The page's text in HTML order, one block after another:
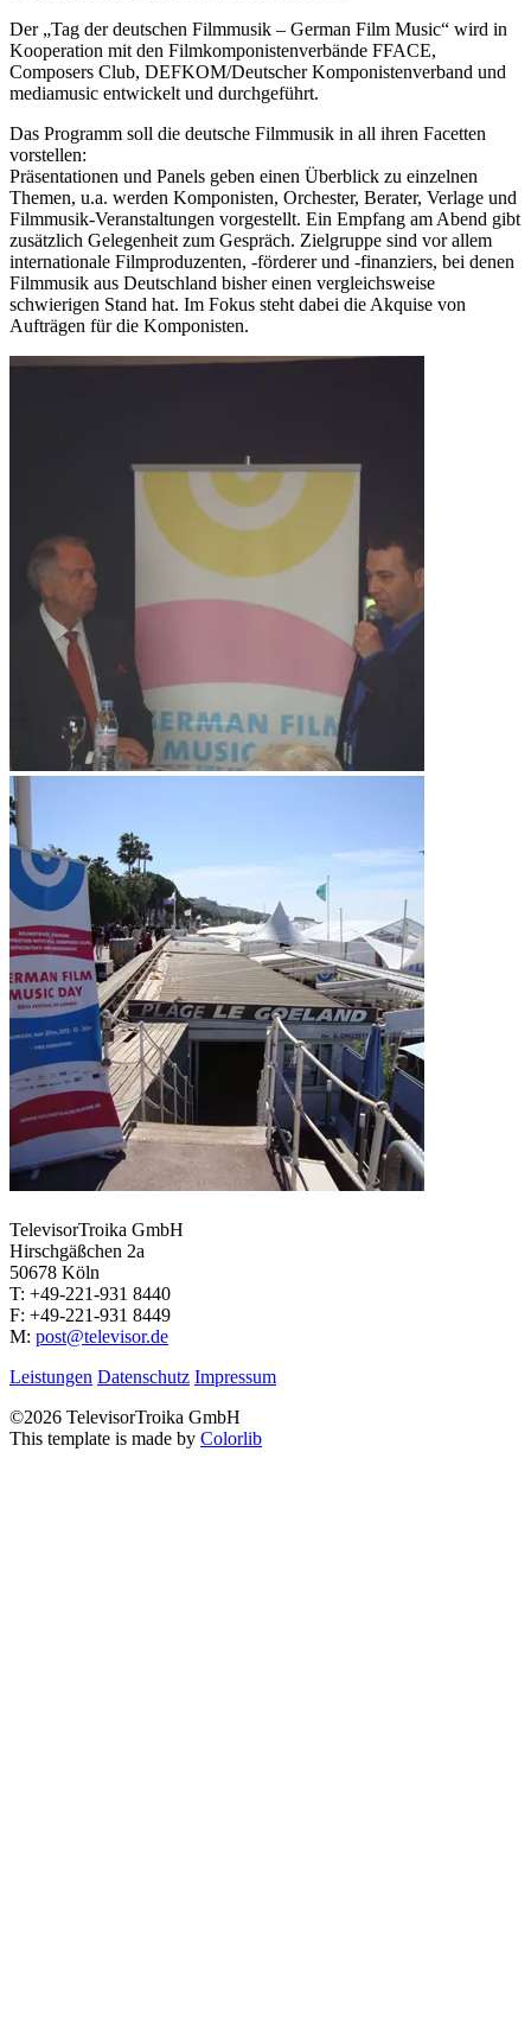
Der „Tag der deutschen Filmmusik – German Film Music“ wird in
Kooperation mit den Filmkomponistenverbände FFACE,
Composers Club, DEFKOM/Deutscher Komponistenverband und
mediamusic entwickelt und durchgeführt.
Das Programm soll die deutsche Filmmusik in all ihren Facetten
vorstellen:
Präsentationen und Panels geben einen Überblick zu einzelnen
Themen, u.a. werden Komponisten, Orchester, Berater, Verlage und
Filmmusik-Veranstaltungen vorgestellt. Ein Empfang am Abend gibt
zusätzlich Gelegenheit zum Gespräch. Zielgruppe sind vor allem
internationale Filmproduzenten, -förderer und -finanziers, bei denen
Filmmusik aus Deutschland bisher einen vergleichsweise
schwierigen Stand hat. Im Fokus steht dabei die Akquise von
Aufträgen für die Komponisten.
TelevisorTroika GmbH
Hirschgäßchen 2a
50678 Köln
T: +49-221-931 8440
F: +49-221-931 8449
M: post@televisor.de
Leistungen Datenschutz Impressum
©2026 TelevisorTroika GmbH
This template is made by Colorlib